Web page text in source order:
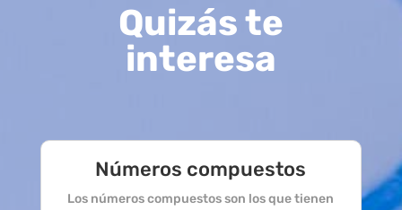
Quizás te
interesa
Números compuestos
Los números compuestos son los que tienen